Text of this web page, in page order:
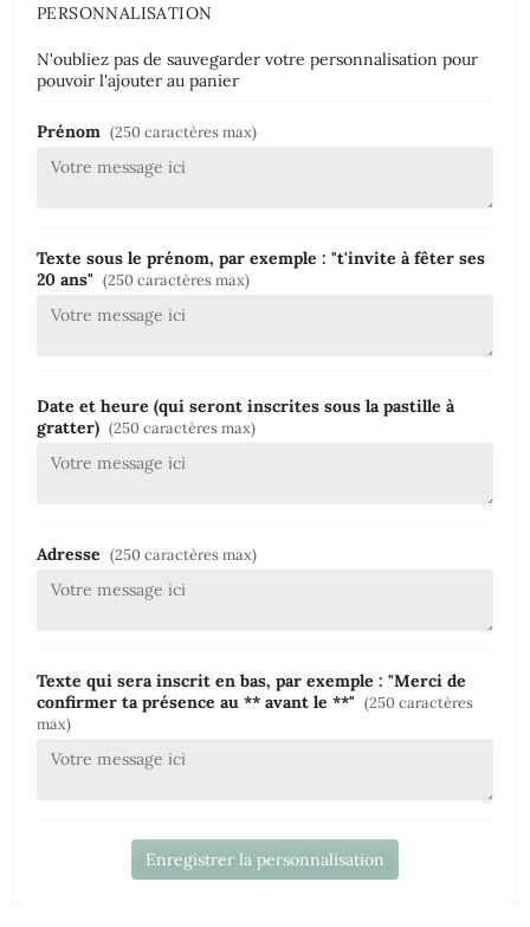
PERSONNALISATION
N'oubliez pas de sauvegarder votre personnalisation pour
pouvoir l'ajouter au panier
Prénom (250 caractères max)
Texte sous le prénom, par exemple : "t'invite à fêter ses
20 ans" (250 caractères max)
Date et heure (qui seront inscrites sous la pastille à
gratter) (250 caractères max)
Adresse (250 caractères max)
Texte qui sera inscrit en bas, par exemple : "Merci de
confirmer ta présence au ** avant le **" (250 caractères
max)
Enregistrer la personnalisation